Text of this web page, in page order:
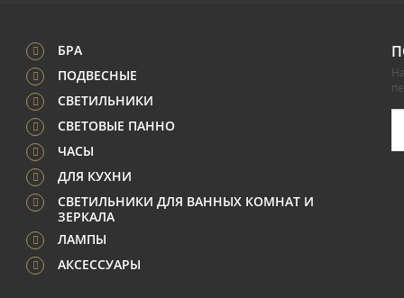
БРА
ПОДВЕСНЫЕ
СВЕТИЛЬНИКИ
СВЕТОВЫЕ ПАННО
ЧАСЫ
ДЛЯ КУХНИ
СВЕТИЛЬНИКИ ДЛЯ ВАННЫХ КОМНАТ И
ЗЕРКАЛА
ЛАМПЫ
АКСЕССУАРЫ